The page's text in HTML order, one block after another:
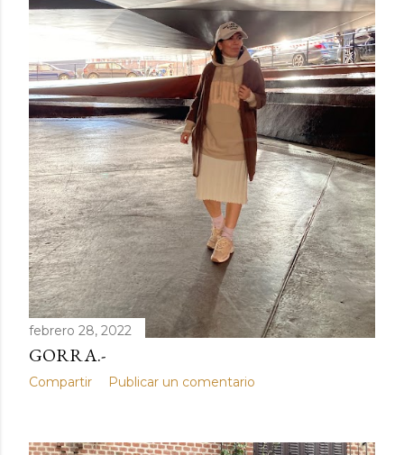
febrero 28, 2022
GORRA.-
Compartir Publicar un comentario